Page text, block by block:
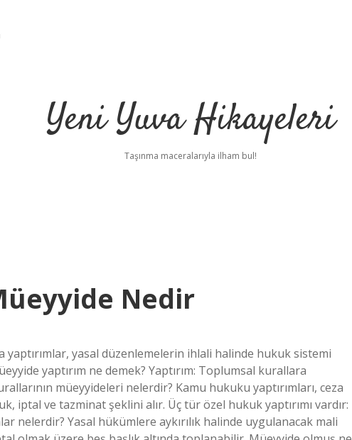
Yeni Yuva Hikayeleri
Taşınma maceralarıyla ilham bul!
Nedir
yaptırımlar, yasal düzenlemelerin ihlali halinde hukuk sistemi
yaptırım ne demek? Yaptırım: Toplumsal kurallara
müeyyideleri nelerdir? Kamu hukuku yaptırımları, ceza
ve tazminat şeklini alır. Üç tür özel hukuk yaptırımı vardır:
nelerdir? Yasal hükümlere aykırılık halinde uygulanacak mali